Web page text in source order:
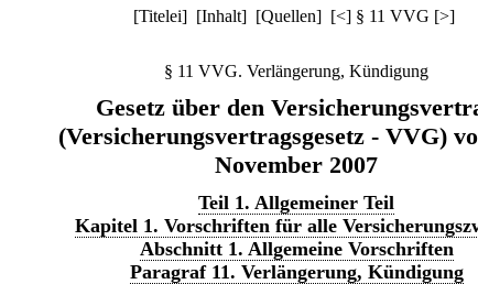
[Titelei] [Inhalt] [Quellen] [<] § 11 VVG [>]
§ 11 VVG. Verlängerung, Kündigung
Gesetz über den
(Versicherungsvertragsgesetz - VVG)
November 2007
Teil 1. Allgemeiner Teil
Kapitel 1. Vorschriften für alle
Abschnitt 1. Allgemeine Vorschriften
Paragraf 11. Verlängerung, Kündigung